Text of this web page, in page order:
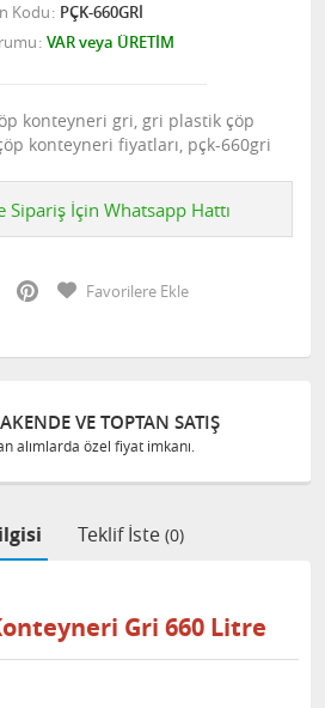
Kodu PÇK-660GRİ
VAR veya ÜRETİM
konteyneri gri, gri plastik çöp
konteyneri fiyatları, pçk-660gri
Sipariş İçin Whatsapp Hattı
Twitter PinterestFavorilere Ekle
TOPTAN SATIŞ
fiyat imkanı.
Teklif İste (0)
Gri 660 Litre